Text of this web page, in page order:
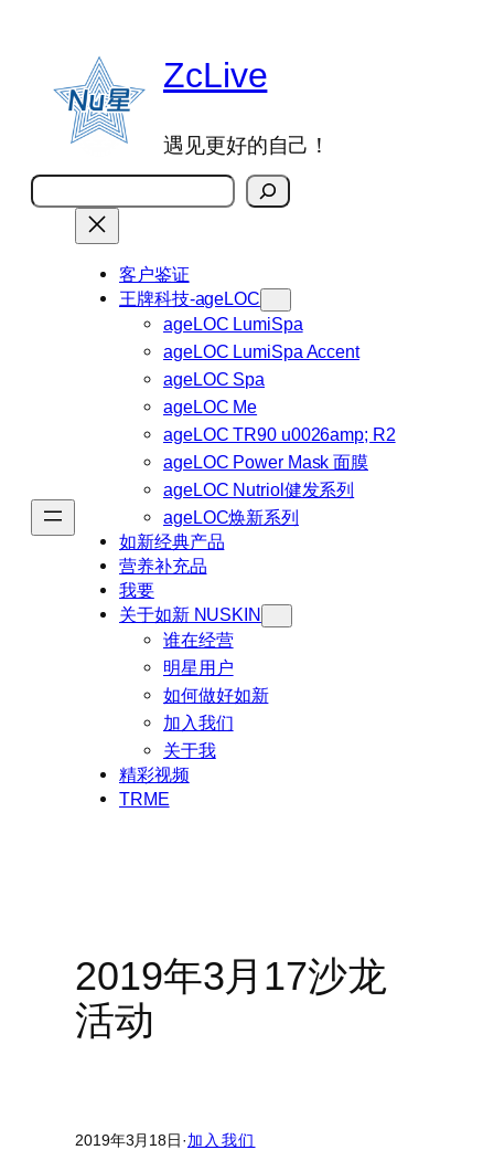
ZcLive
遇见更好的自己！
搜
索
客户鉴证
王牌科技-ageLOC
ageLOC LumiSpa
ageLOC LumiSpa Accent
ageLOC Spa
ageLOC Me
ageLOC TR90 u0026amp; R2
ageLOC Power Mask 面膜
ageLOC Nutriol健发系列
ageLOC焕新系列
如新经典产品
营养补充品
我要
关于如新 NUSKIN
谁在经营
明星用户
如何做好如新
加入我们
关于我
精彩视频
TRME
2019年3月17沙龙
活动
2019年3月18日·加入我们